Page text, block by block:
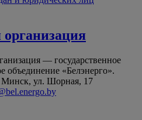
— государственное
объединение «Белэнерго».
Минск, ул. Шорная, 17